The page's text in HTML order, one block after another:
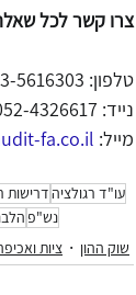
צרו קשר לכל
טלפון: 03-5616303
נייד: 052-4326617
מייל:
עו"ד רגולציהדרישות
נש"פ
שוק ההון
ציות